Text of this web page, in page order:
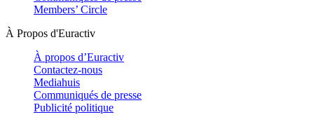
Members’ Circle
À Propos d'Euractiv
À propos d’Euractiv
Contactez-nous
Mediahuis
Communiqués de presse
Publicité politique